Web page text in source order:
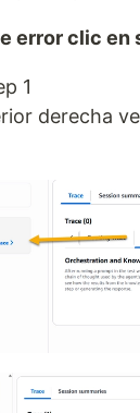
error clic en
1
derecha